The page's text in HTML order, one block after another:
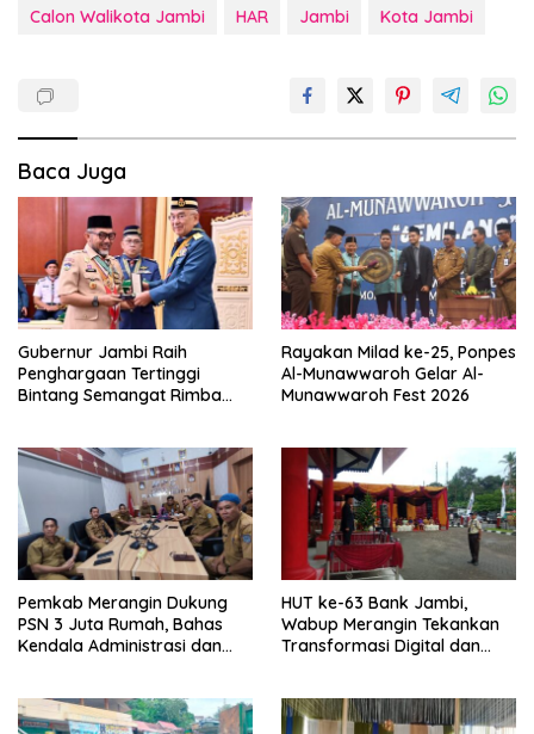
Calon Walikota Jambi HAR Jambi Kota Jambi
Baca Juga
Gubernur Jambi Raih
Penghargaan Tertinggi
Bintang Semangat Rimba
Rayakan Milad ke-25, Ponpes
Al-Munawwaroh Gelar Al-
Munawwaroh Fest 2026
Pemkab Merangin Dukung
PSN 3 Juta Rumah, Bahas
Kendala Administrasi dan
HUT ke-63 Bank Jambi,
Wabup Merangin Tekankan
Transformasi Digital dan